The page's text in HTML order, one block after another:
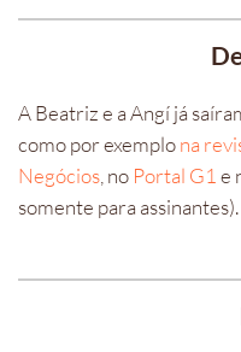
A Beatriz e a Angí já
como por exemplona
Negócios , no Portal G1 e
somente para assinantes).